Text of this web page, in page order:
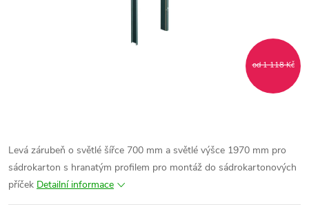
od 1 118 Kč
Levá zárubeň o světlé šířce 700 mm a světlé výšce 1970 mm pro
sádrokarton s hranatým profilem pro montáž do sádrokartonových
příček Detailní informace